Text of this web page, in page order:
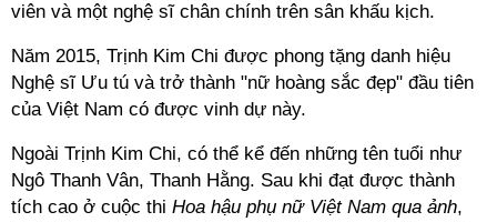
viên và một nghệ sĩ chân chính trên sân khấu kịch.
Năm 2015, Trịnh Kim Chi được phong tặng danh hiệu
Nghệ sĩ Ưu tú và trở thành "nữ hoàng sắc đẹp" đầu tiên
của Việt Nam có được vinh dự này.
Ngoài Trịnh Kim Chi, có thể kể đến những tên tuổi như
Ngô Thanh Vân, Thanh Hằng. Sau khi đạt được thành
tích cao ở cuộc thi Hoa hậu phụ nữ Việt Nam qua ảnh,